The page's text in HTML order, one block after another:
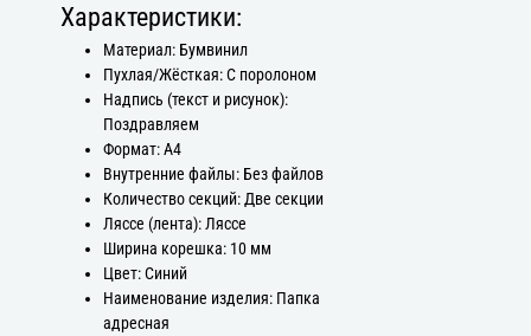
Характеристики:
Материал: Бумвинил
Пухлая/Жёсткая: С поролоном
Надпись (текст и рисунок):
Поздравляем
Формат: А4
Внутренние файлы: Без файлов
Количество секций: Две секции
Ляссе (лента): Ляссе
Ширина корешка: 10 мм
Цвет: Синий
Наименование изделия: Папка
адресная